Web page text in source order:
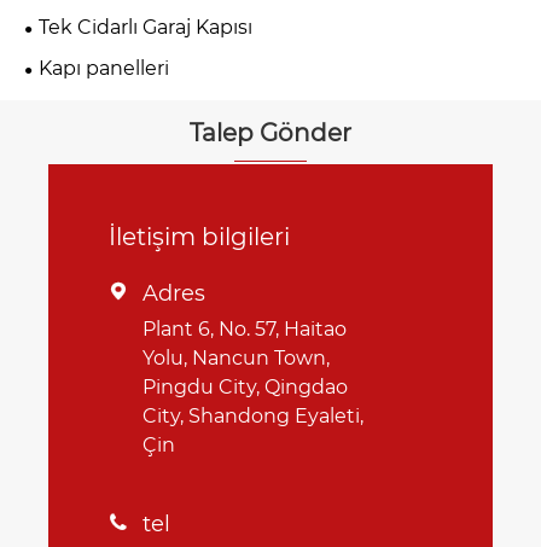
Tek Cidarlı Garaj Kapısı
Kapı panelleri
Talep Gönder
İletişim bilgileri
 Adres
Plant 6, No. 57, Haitao
Yolu, Nancun Town,
Pingdu City, Qingdao
City, Shandong Eyaleti,
Çin
 tel